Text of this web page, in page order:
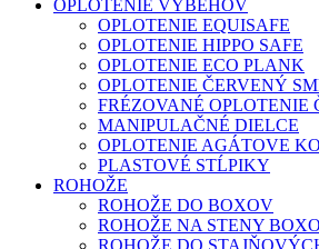
OPLOTENIE VÝBEHOV
OPLOTENIE EQUISAFE
OPLOTENIE HIPPO SAFE
OPLOTENIE ECO PLANK
OPLOTENIE ČERVENÝ
FRÉZOVANÉ OPLOTENIE
MANIPULAČNÉ DIELCE
OPLOTENIE AGÁTOVE
PLASTOVÉ STĹPIKY
ROHOŽE
ROHOŽE DO BOXOV
ROHOŽE NA STENY
ROHOŽE DO